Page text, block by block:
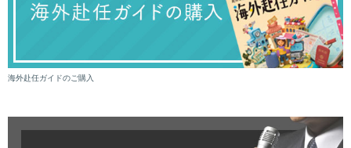
海外赴任ガイドのご購入